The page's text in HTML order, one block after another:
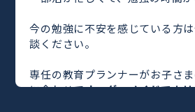
今の勉強に不安を感じている方
談ください。
専任の教育プランナーがお子さ
に合わせてオーダーメイドでカ